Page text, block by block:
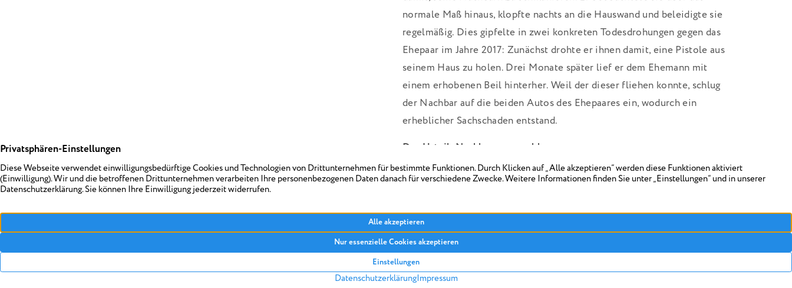
normale Maß hinaus, klopfte nachts an die Hauswand und beleidigte sie
regelmäßig. Dies gipfelte in zwei konkreten Todesdrohungen gegen das
Ehepaar im Jahre 2017: Zunächst drohte er ihnen damit, eine Pistole aus
seinem Haus zu holen. Drei Monate später lief er dem Ehemann mit
einem erhobenen Beil hinterher. Weil der dieser fliehen konnte, schlug
der Nachbar auf die beiden Autos des Ehepaares ein, wodurch ein
erheblicher Sachschaden entstand.
Das Urteil: Nachbar muss zahlen
Das Ehepaar zog vorrübergehend in eine Mietwohnung und erwarb dann
113.000 Euro Schadenersatz und scheiterten. Nun sprach ihnen das OLG
Karlsruhe mehr als 44.000 Euro zu. Die Summe setzt sich aus der
Erstattung der Umzugskosten sowie der Kaufnebenkosten des neuen
Eigenheimes zusammen. Die Wertminderung an dem verlassenen
Familienheim und die im Zusammenhang mit dessen Veräußerung